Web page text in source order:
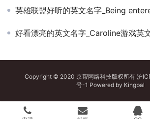
英雄联盟好听的英文名字_Being entered °
好看漂亮的英文名字_Caroline游戏英
Copyright © 2020 京帮网络科技版权所有 沪
号-1 Powered by Kingbal